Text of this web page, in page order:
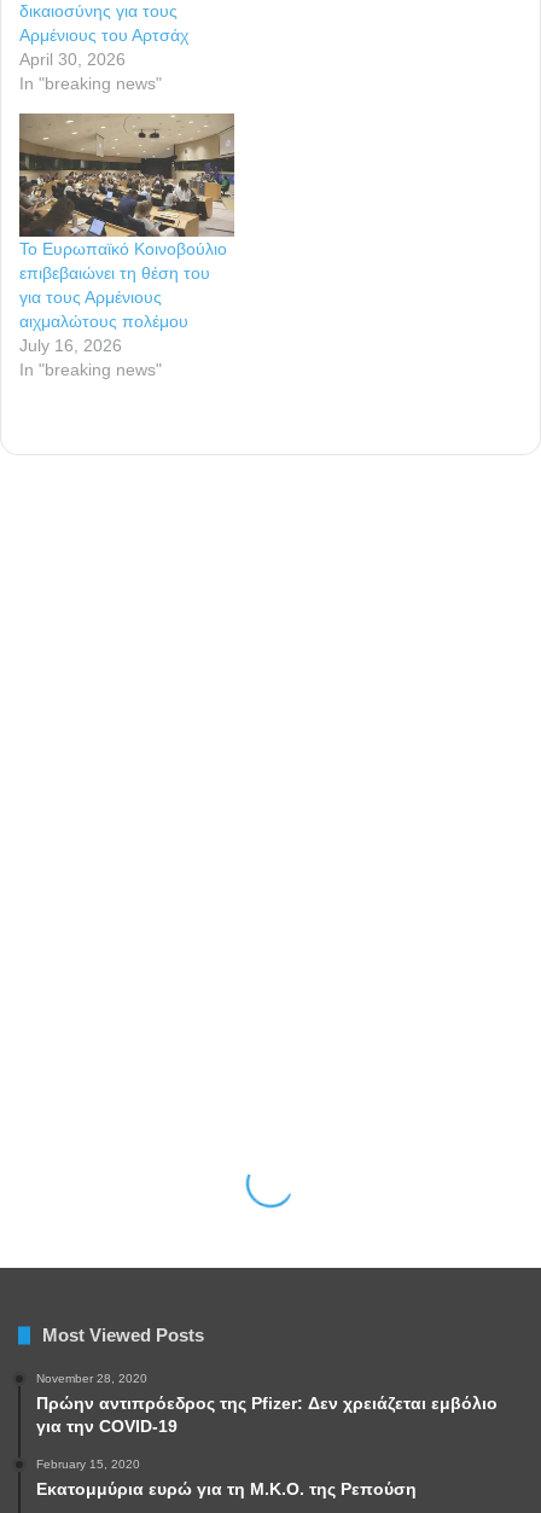
Most Viewed Posts
November 28, 2020
Πρώην αντιπρόεδρος της Pfizer: Δεν χρειάζεται εμβόλιο
για την COVID-19
February 15, 2020
Εκατομμύρια ευρώ για τη Μ.Κ.Ο. της Ρεπούση